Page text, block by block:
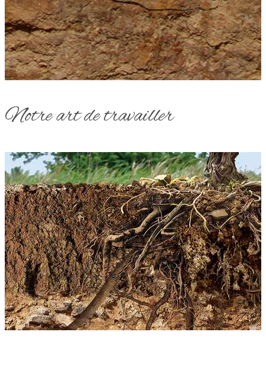
Notre art de travailler